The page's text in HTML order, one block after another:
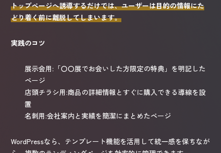
トップページへ誘導するだけでは、ユーザーは目的の情報にた
どり着く前に離脱してしまいます。
実践のコツ
展示会用:「〇〇展でお会いした方限定の特典」を明記した
ページ
店頭チラシ用:商品の詳細情報とすぐに購入できる導線を設
置
名刺用:会社案内と実績を簡潔にまとめたページ
WordPressなら、テンプレート機能を活用して統一感を保ちなが